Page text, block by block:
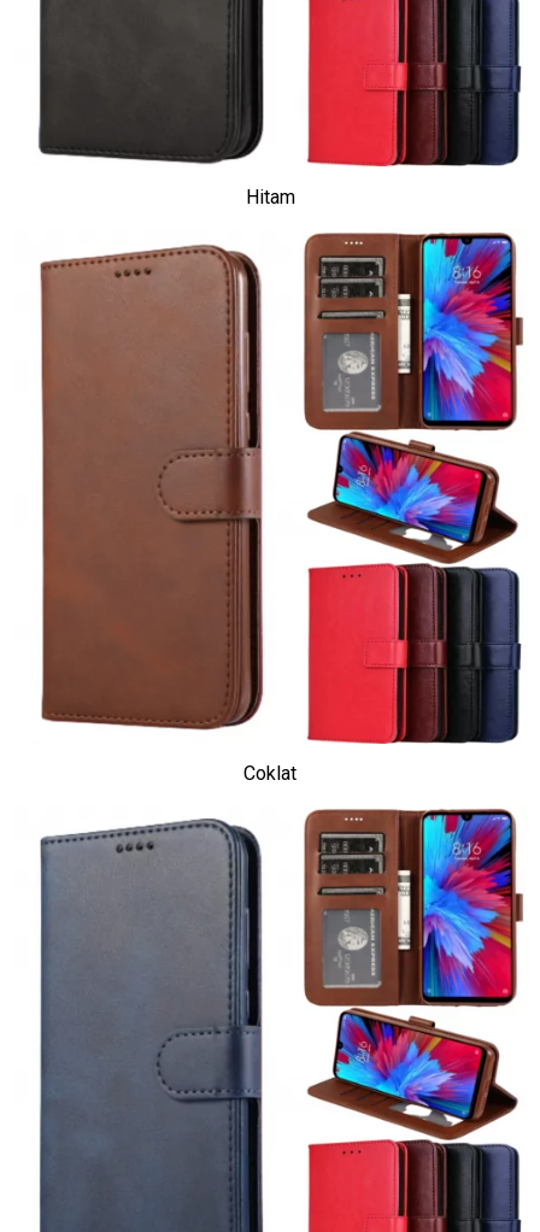
Hitam
Coklat